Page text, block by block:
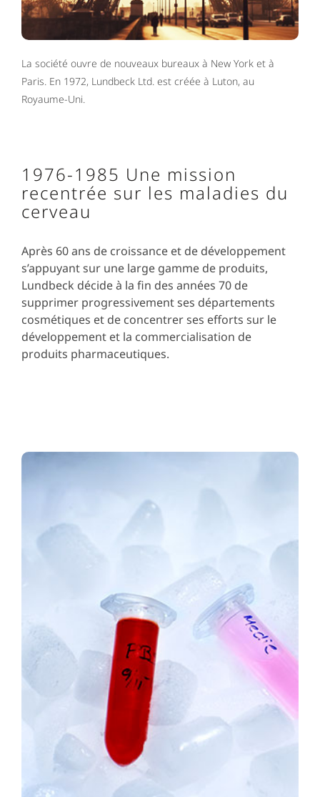
La société ouvre de nouveaux bureaux à New York et à
Paris. En 1972, Lundbeck Ltd. est créée à Luton, au
Royaume-Uni.
1976-1985 Une mission
recentrée sur les maladies du
cerveau
Après 60 ans de croissance et de développement
s’appuyant sur une large gamme de produits,
Lundbeck décide à la fin des années 70 de
supprimer progressivement ses départements
cosmétiques et de concentrer ses efforts sur le
développement et la commercialisation de
produits pharmaceutiques.